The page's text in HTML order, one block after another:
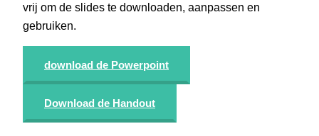
vrij om de slides te downloaden, aanpassen en
gebruiken.
download de Powerpoint
Download de Handout